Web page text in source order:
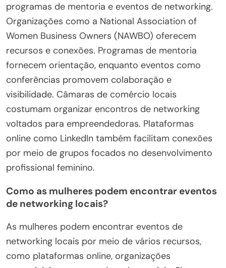
programas de mentoria e eventos de networking.
Organizações como a National Association of
Women Business Owners (NAWBO) oferecem
recursos e conexões. Programas de mentoria
fornecem orientação, enquanto eventos como
conferências promovem colaboração e
visibilidade. Câmaras de comércio locais
costumam organizar encontros de networking
voltados para empreendedoras. Plataformas
online como LinkedIn também facilitam conexões
por meio de grupos focados no desenvolvimento
profissional feminino.
Como as mulheres podem encontrar eventos
de networking locais?
As mulheres podem encontrar eventos de
networking locais por meio de vários recursos,
como plataformas online, organizações